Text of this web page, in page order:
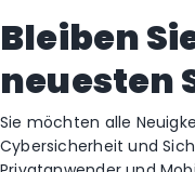
Bleiben
neuesten
Sie möchten alle
Cybersicherheit und